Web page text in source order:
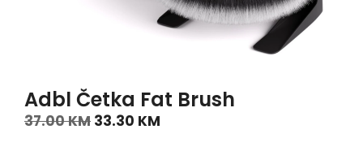
Adbl Četka Fat Brush
37.00KM 33.30 KM